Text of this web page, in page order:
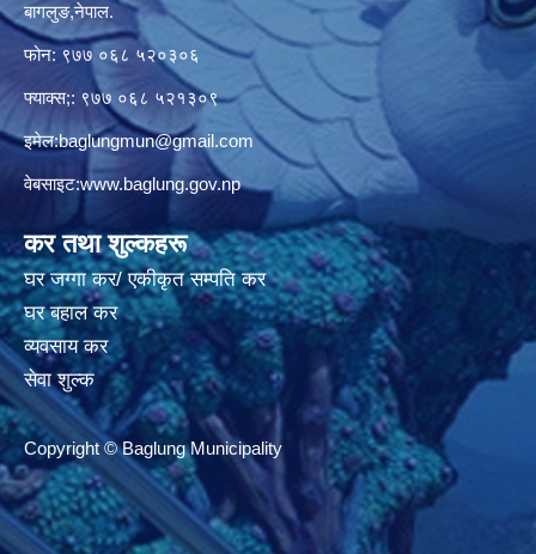
बागलुङ,नेपाल.
फोन: ९७७ ०६८ ५२०३०६
फ्याक्स;: ९७७ ०६८ ५२१३०९
इमेल:baglungmun@gmail.com
वेबसाइट:www.baglung.gov.np
कर तथा शुल्कहरू
घर जग्गा कर/ एकीकृत सम्पति कर
घर बहाल कर
व्यवसाय कर
सेवा शुल्क
Copyright © Baglung Municipality